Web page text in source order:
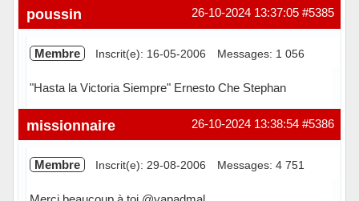
Hors ligne #5385
26-10-2024 13:37:05
poussin
Membre Inscrit(e): 16-05-2006 Messages: 1 056
"Hasta la Victoria Siempre" Ernesto Che Stephan
Hors ligne #5386
26-10-2024 13:38:54
missionnaire
Membre Inscrit(e): 29-08-2006 Messages: 4 751